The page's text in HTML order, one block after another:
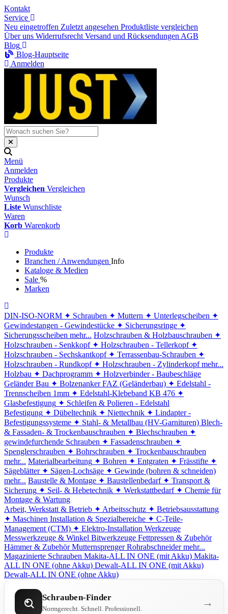
Kontakt
Service
Neu eingetroffen Zuletzt angesehen Produktliste vergleichen
Über uns Widerrufsrecht Versand und Rücksendungen AGB
Blog
Blog-Hauptseite
Anmelden
Menü
Anmelden
Produkte
Vergleichen Vergleichen
Wunsch
Liste Wunschliste
Waren
Korb Warenkorb
Produkte
Branchen / Anwendungen Info
Kataloge & Medien
Sale %
Marken
DIN-ISO-NORM ✦ Schrauben ✦ Muttern ✦ Unterlegscheiben ✦
Gewindestangen - Gewindestücke ✦ Sicherungsringe ✦
Sicherungsscheiben mehr... Holzschrauben & Holzbauschrauben ✦
Holzschrauben - Senkkopf ✦ Holzschrauben - Tellerkopf ✦
Holzschrauben - Sechskantkopf ✦ Terrassenbau-Schrauben ✦
Holzschrauben - Rundkopf ✦ Holzschrauben - Zylinderkopf mehr...
Holzbau ✦ Dachprogramm ✦ Holzverbinder - Baubeschläge
Geländer Bau ✦ Bolzenanker FAZ (Geländerbau) ✦ Edelstahl -
Trennscheiben 1mm ✦ Edelstahl-Klebeband KB 476 ✦
Glasbefestigung ✦ Schleifen & Polieren - Edelstahl
Befestigung ✦ Dübeltechnik ✦ Niettechnik ✦ Lindapter -
Befestigungssysteme ✦ Stahl- & Metallbau (HV-Garnituren) Blech-
& Fassaden- & Trockenbauschrauben ✦ Blechschrauben ✦
gewindefurchende Schrauben ✦ Fassadenschrauben ✦
Spenglerschrauben ✦ Bohrschrauben ✦ Trockenbauschrauben
mehr... Materialbearbeitung ✦ Bohren ✦ Entgraten ✦ Frässtifte ✦
Sägeblätter ✦ Sägen-Lochsäge ✦ Gewinde (bohren & schneiden)
mehr... Baustelle & Montage ✦ Baustellenbedarf ✦ Transport &
Sicherung ✦ Seil- & Hebetechnik ✦ Werkstattbedarf ✦ Chemie für
Montage & Wartung
Arbeit, Werkstatt & Betrieb ✦ Arbeitsschutz ✦ Betriebsausstattung
✦ Maschinen Installation & Spezialbereiche ✦ C-Teile-
Management (CTM) ✦ Elektro-Installation Werkzeuge
Messwerkzeuge & Winkel Bitwerkzeuge Fettpressen & Zubehör
Hämmer & Zubehör Mutternsprenger Rohrabschneider mehr...
Magazinierte Schrauben Makita-ALL IN ONE (mit Akku) Makita-
ALL IN ONE (ohne Akku) Dewalt-ALL IN ONE (mit Akku)
Dewalt-ALL IN ONE (ohne Akku)
Schrauben-Finder
Normgerecht. Schnell. Professionell. →